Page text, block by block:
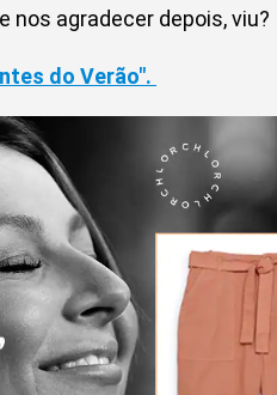
nos agradecer depois, viu?
do Verão".